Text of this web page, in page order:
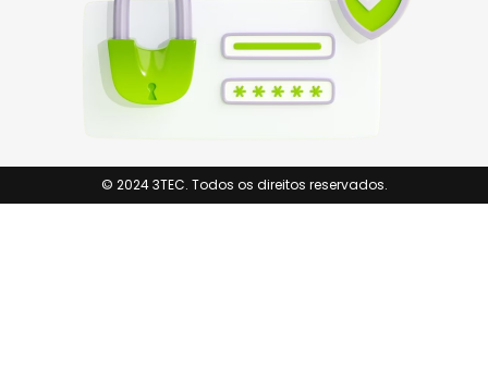
© 2024 3TEC. Todos os direitos reservados.